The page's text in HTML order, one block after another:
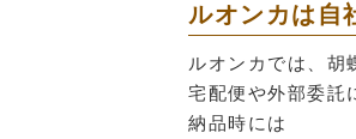
ルオンカは自
ルオンカでは、胡
宅配便や外部委託
納品時には